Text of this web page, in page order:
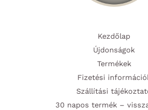
Kezdőlap
Újdonságok
Termékek
Fizetési
Szállítási
30 napos termék –